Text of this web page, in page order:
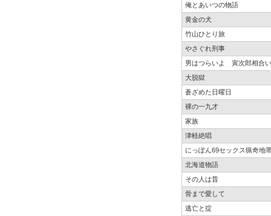
俺とあいつの物語
黄金の犬
竹山ひとり旅
やさぐれ刑事
男はつらいよ 寅次郎相合
大脱獄
蒼ざめた日曜日
裸の一九才
家族
津軽絶唱
にっぽん69セックス猟奇地
北海道物語
その人は昔
骨まで愛して
逃亡と掟